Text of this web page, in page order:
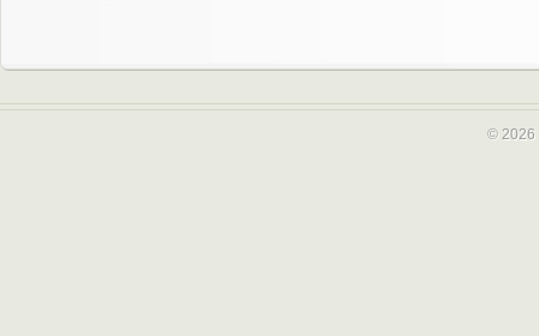
© 2026